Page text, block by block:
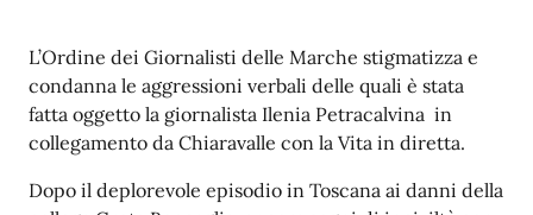
L’Ordine dei Giornalisti delle Marche stigmatizza e
condanna le aggressioni verbali delle quali è stata
fatta oggetto la giornalista Ilenia Petracalvina in
collegamento da Chiaravalle con la Vita in diretta.
Dopo il deplorevole episodio in Toscana ai danni della